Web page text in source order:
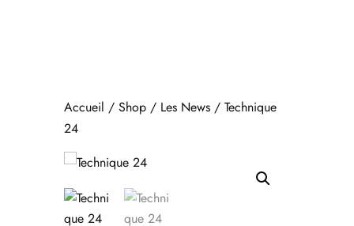
Accueil / Shop/ Les News/ Technique
24